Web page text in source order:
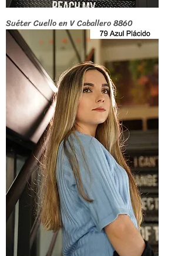
Suéter Cuello en V Caballero 8860